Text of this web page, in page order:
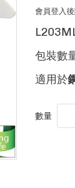
會員登入
包裝數
適用於
數量